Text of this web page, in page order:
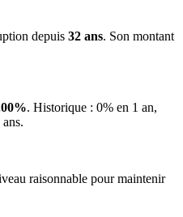
depuis 32 ans. Son montant
. Historique : 0% en 1 an,
raisonnable pour maintenir